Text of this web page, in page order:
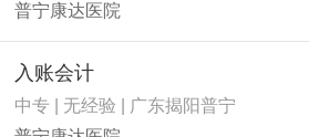
普宁康达医院
入账会计
中专 | 无经验 | 广东揭阳普宁